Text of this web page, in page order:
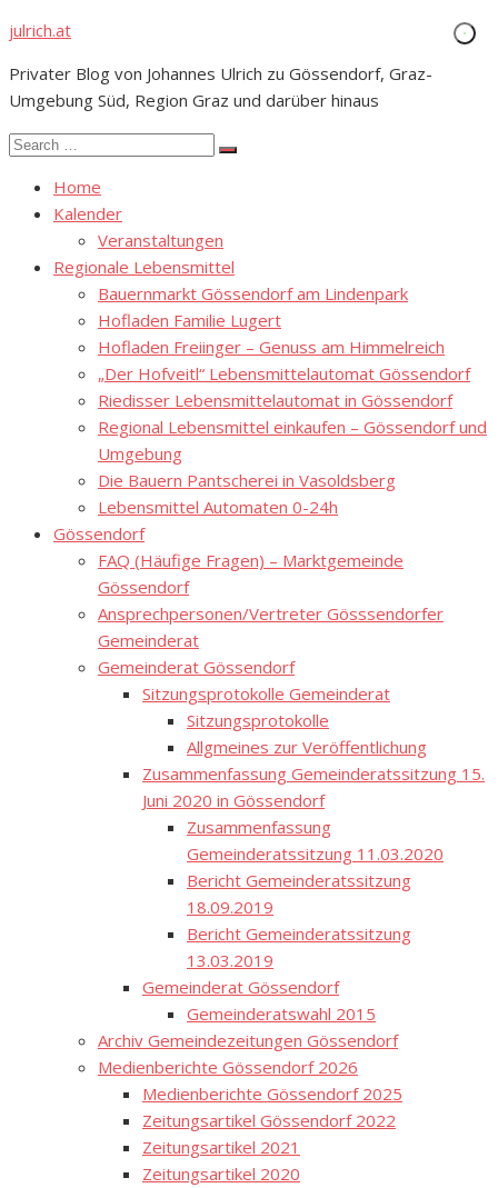
Skip
content
julrich.at
Privater Blog von Johannes Ulrich zu Gössendorf, Graz-
Umgebung Süd, Region Graz und darüber hinaus
Search
Search
Home
Kalender
Veranstaltungen
Regionale Lebensmittel
Bauernmarkt Gössendorf am Lindenpark
Hofladen Familie Lugert
Hofladen Freiinger – Genuss am Himmelreich
„Der Hofveitl“ Lebensmittelautomat Gössendorf
Riedisser Lebensmittelautomat in Gössendorf
Regional Lebensmittel einkaufen – Gössendorf und
Umgebung
Die Bauern Pantscherei in Vasoldsberg
Lebensmittel Automaten 0-24h
Gössendorf
FAQ (Häufige Fragen) – Marktgemeinde
Gössendorf
Ansprechpersonen/Vertreter Gösssendorfer
Gemeinderat
Gemeinderat Gössendorf
Sitzungsprotokolle Gemeinderat
Sitzungsprotokolle
Allgmeines zur Veröffentlichung
Zusammenfassung Gemeinderatssitzung 15.
Juni 2020 in Gössendorf
Zusammenfassung
Gemeinderatssitzung 11.03.2020
Bericht Gemeinderatssitzung
18.09.2019
Bericht Gemeinderatssitzung
13.03.2019
Gemeinderat Gössendorf
Gemeinderatswahl 2015
Archiv Gemeindezeitungen Gössendorf
Medienberichte Gössendorf 2026
Medienberichte Gössendorf 2025
Zeitungsartikel Gössendorf 2022
Zeitungsartikel 2021
Zeitungsartikel 2020